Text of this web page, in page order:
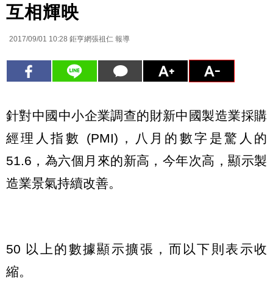
互相輝映
2017/09/01 10:28 鉅亨網張祖仁 報導
針對中國中小企業調查的財新中國製造業採購
經理人指數 (PMI)，八月的數字是驚人的
51.6，為六個月來的新高，今年次高，顯示製
造業景氣持續改善。
50 以上的數據顯示擴張，而以下則表示收
縮。